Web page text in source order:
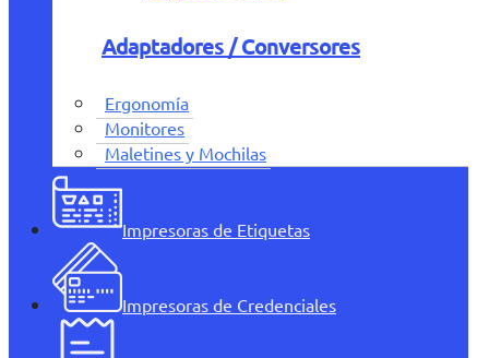
Adaptadores / Conversores
Ergonomía
Monitores
Maletines y Mochilas
Impresoras de Etiquetas
Impresoras de Credenciales